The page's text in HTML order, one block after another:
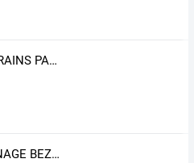
NEWS TERRAINS PARTICULIER PARCELLES CONSTRUCTIBLES VIABILISES, A BATIR,VENTE,A VENDRE HERAULT 34, AUDE 11,ACTUALITES
GOUDRONNAGE BEZIERS TOULOUSE MONTPELLIER 34 11 66 31